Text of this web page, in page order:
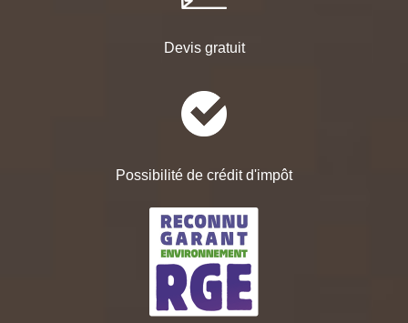
Devis gratuit
Possibilité de crédit d'impôt